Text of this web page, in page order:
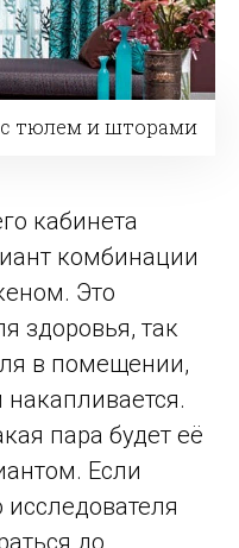
тюлем и шторами
кабинета
комбинации
Это
здоровья, так
в помещении,
пара будет её
Если
до